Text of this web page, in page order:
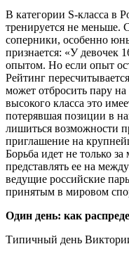
В категории S‑класса в
тренируется не меньше.
соперники, особенно
признается: «У девочек
опытом. Но если опыт
Рейтинг
может отбросить пару
высокого класса это
потерявшая позиции в
лишиться возможности
приглашение на
Борьба идет не только
представлять ее на
ведущие российские
принятым в мировом
Один день: как
Типичный день